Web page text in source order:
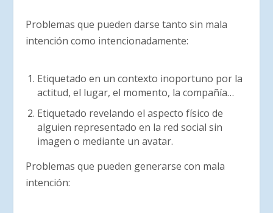
Problemas que pueden darse tanto sin mala
intención como intencionadamente:
Etiquetado en un contexto inoportuno por la
actitud, el lugar, el momento, la compañía…
Etiquetado revelando el aspecto físico de
alguien representado en la red social sin
imagen o mediante un avatar.
Problemas que pueden generarse con mala
intención: